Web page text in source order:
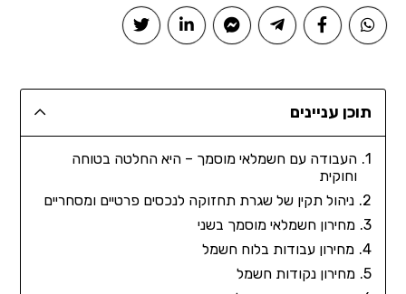
תוכן עניינים
העבודה עם חשמלאי מוסמך – היא החלטה בטוחה
וחוקית
ניהול תקין של שגרת תחזוקה לנכסים פרטיים ומסחריים
מחירון חשמלאי מוסמך בשני
מחירון עבודות בלוח חשמל
מחירון נקודות חשמל